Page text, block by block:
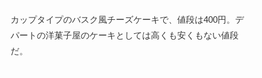
カップタイプのバスク風チーズケーキで、値段は400円。デ
パートの洋菓子屋のケーキとしては高くも安くもない値段
だ。